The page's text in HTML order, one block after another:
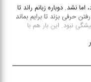
نشد. دوباره زبانم راند تا
حرفی بزند تا برایم بماند
نبود. این بار هم با